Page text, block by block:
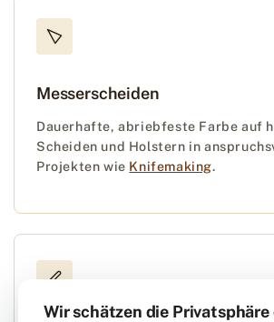
Messerscheiden
Dauerhafte, abriebfeste Farbe auf
Scheiden und Holstern in
Projekten wie Knifemaking.
Wir schätzen die